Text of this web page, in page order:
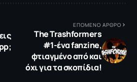
ΕΠΟΜΕΝΟ ΑΡΘΡΟ
The Trashformers
#1-ένα fanzine,
φτιαγμένο από και
όχι για τα σκοπίδια!